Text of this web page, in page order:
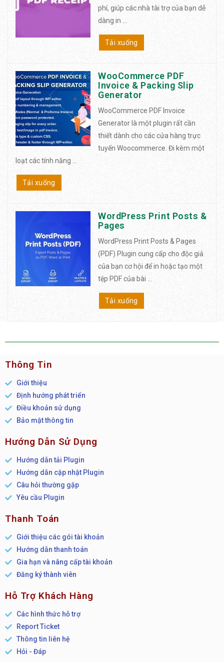
phí, giúp các nhà tài trợ của bạn dễ
dàng in ...
Tải xuống
WooCommerce PDF
Invoice & Packing Slip
Generator
WooCommerce PDF Invoice
Generator là một plugin rất cần
thiết dành cho các cửa hàng trực
tuyến Woocommerce. Đi kèm một
loạt các tính năng ...
Tải xuống
WordPress Print Posts &
Pages
WordPress Print Posts & Pages
(PDF) Plugin cung cấp cho độc giả
của bạn cơ hội để in hoặc tạo một
tệp PDF của bài ...
Tải xuống
Thông Tin
Giới thiệu
Định hướng phát triển
Điều khoản sử dụng
Bảo mật thông tin
Hướng Dẫn Sử Dụng
Hướng dẫn tải Plugin
Hướng dẫn cập nhật Plugin
Câu hỏi thường gặp
Yêu cầu Plugin
Thanh Toán
Giới thiệu các gói tài khoản
Hướng dẫn thanh toán
Gia hạn và nâng cấp tài khoản
Đăng ký thành viên
Hỗ Trợ Khách Hàng
Các hình thức hỗ trợ
Report Ticket
Thông tin liên hệ
Hỏi - Đáp